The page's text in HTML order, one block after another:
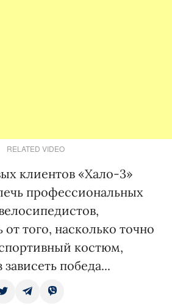
RELATED VIDEO
клиентов «Хало-3»
профессиональных
того, насколько точно
костюм,
победа...